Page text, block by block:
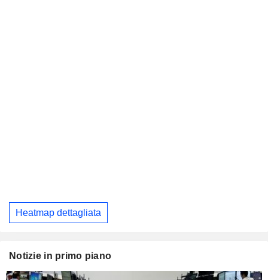
Heatmap dettagliata
Notizie in primo piano